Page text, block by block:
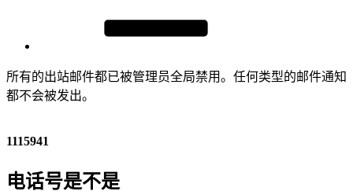
所有的出站邮件都已被管理员全局禁用。任何类型的邮件通知
都不会被发出。
1115941
电话号是不是